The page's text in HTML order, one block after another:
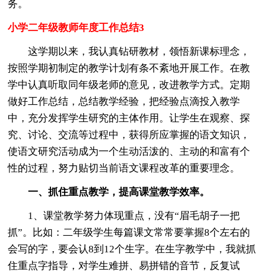
务。
小学二年级教师年度工作总结3
这学期以来，我认真钻研教材，领悟新课标理念，
按照学期初制定的教学计划有条不紊地开展工作。在教
学中认真听取同年级老师的意见，改进教学方式。定期
做好工作总结，总结教学经验，把经验点滴投入教学
中，充分发挥学生研究的主体作用。让学生在观察、探
究、讨论、交流等过程中，获得所应掌握的语文知识，
使语文研究活动成为一个生动活泼的、主动的和富有个
性的过程，努力贴切当前语文课程改革的重要理念。
一、抓住重点教学，提高课堂教学效率。
1、课堂教学努力体现重点，没有“眉毛胡子一把
抓”。比如：二年级学生每篇课文常常要掌握8个左右的
会写的字，要会认8到12个生字。在生字教学中，我就抓
住重点字指导，对学生难拼、易拼错的音节，反复试